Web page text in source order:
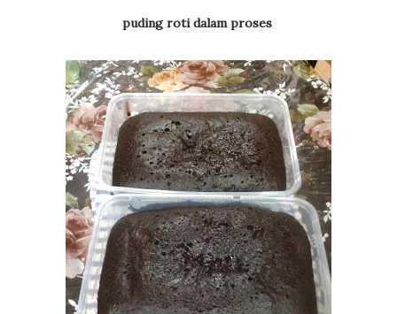
puding roti dalam proses